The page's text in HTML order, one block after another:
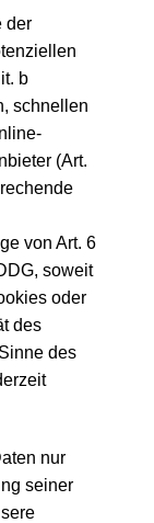
der
b
schnellen
(Art.
von Art. 6
soweit
oder
des
des
nur
seiner